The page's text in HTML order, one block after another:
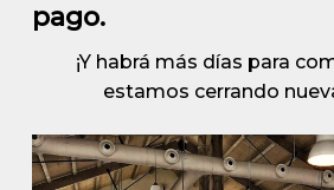
pago.
¡Y habrá más días para
estamos cerrando